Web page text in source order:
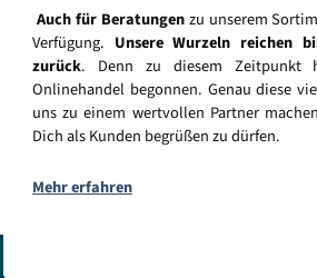
Auch für Beratungenzu unserem
Verfügung. Unsere Wurzeln reichen
zurück. Denn zu diesem Zeitpunkt
Onlinehandel begonnen. Genau diese
uns zu einem wertvollen Partner
Dich als Kunden begrüßen zu dürfen.
Mehr erfahren